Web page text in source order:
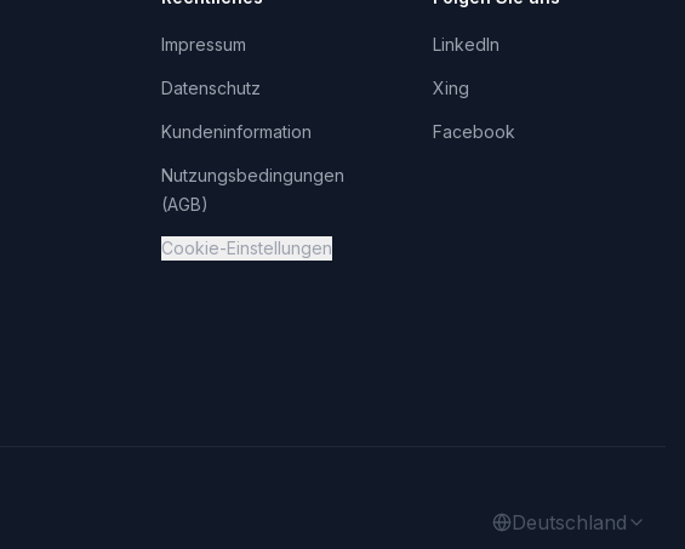
Impressum
Datenschutz
Kundeninformation
Nutzungsbedingungen
(AGB)
Cookie-Einstellungen
LinkedIn
Xing
Facebook
Deutschland